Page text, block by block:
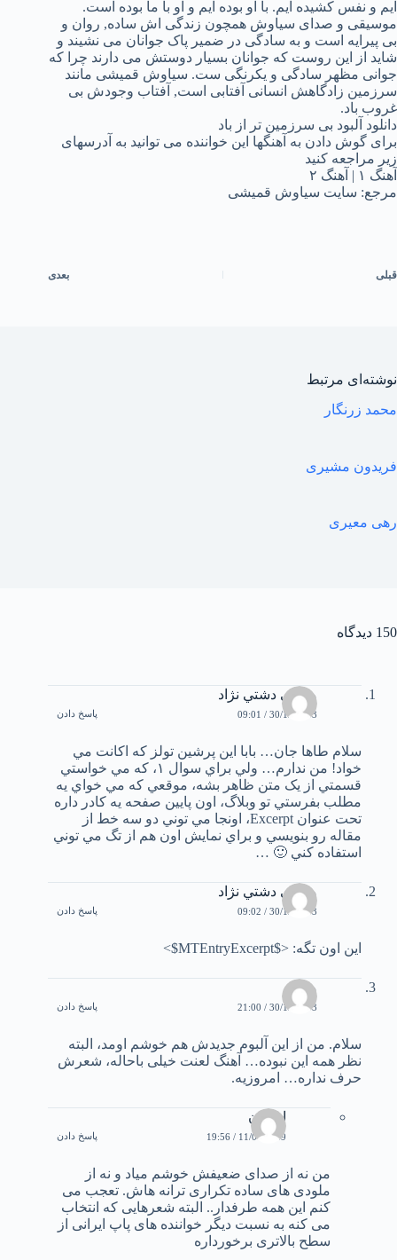
ایم و نفس کشیده ایم. با او بوده ایم و او با ما بوده است.
موسیقی و صدای سیاوش همچون زندگی اش ساده, روان و
بی پیرایه است و به سادگی در ضمیر پاک جوانان می نشیند و
شاید از این روست که جوانان بسیار دوستش می دارند چرا که
جوانی مظهر سادگی و یکرنگی ست. سیاوش قمیشی مانند
سرزمین زادگاهش انسانی آفتابی است, آفتاب وجودش بی
غروب باد.
دانلود آلبود بی سرزمین تر از باد
برای گوش دادن به آهنگها این خواننده می توانید به آدرسهای
زیر مراجعه کنید
آهنگ ۱ | آهنگ ۲
مرجع: سایت سیاوش قمیشی
قبلی بعدی
نوشته‌ای مرتبط
محمد زرنگار
فریدون مشیری
رهی معیری
150 دیدگاه
مجتبي دشتي نژاد
30/12/2003 / 09:01 پاسخ دادن
سلام طاها جان… بابا اين پرشين تولز که اکانت مي
خواد! من ندارم… ولي براي سوال ۱، که مي خواستي
قسمتي از يک متن ظاهر بشه، موقعي که مي خواي يه
مطلب بفرستي تو وبلاگ، اون پايين صفحه يه کادر داره
تحت عنوان Excerpt، اونجا مي توني دو سه خط از
مقاله رو بنويسي و براي نمايش اون هم از تگ مي توني
استفاده کني 🙂 …
مجتبي دشتي نژاد
30/12/2003 / 09:02 پاسخ دادن
اين اون تگه: <$MTEntryExcerpt$>
مهدی
30/12/2003 / 21:00 پاسخ دادن
سلام. من از اين آلبوم جديدش هم خوشم اومد، البته
نظر همه اين نبوده… آهنگ لعنت خيلی باحاله، شعرش
حرف نداره… امروزيه.
اردوان
11/06/2019 / 19:56 پاسخ دادن
من نه از صدای ضعیفش خوشم میاد و نه از
ملودی های ساده تکراری ترانه هاش. تعجب می
کنم این همه طرفدار.. البته شعرهایی که انتخاب
می کنه به نسبت دیگر خواننده های پاپ ایرانی از
سطح بالاتری برخورداره